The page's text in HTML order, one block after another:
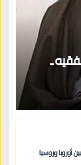
ـ
أوروبا وروسيا